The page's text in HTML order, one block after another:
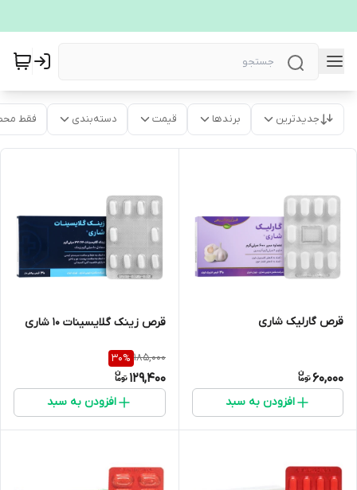
جدیدترین برندها قیمت دسته‌بندی فقط
قرص گارلیک شاری
60,000
افزودن به سبد
قرص زینک گلایسینات 10 شاری
185,000
30%
129,400
افزودن به سبد